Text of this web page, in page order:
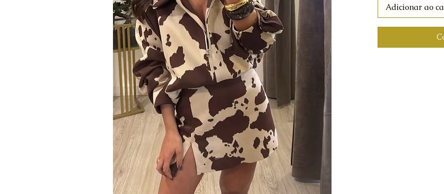
Adicionar ao